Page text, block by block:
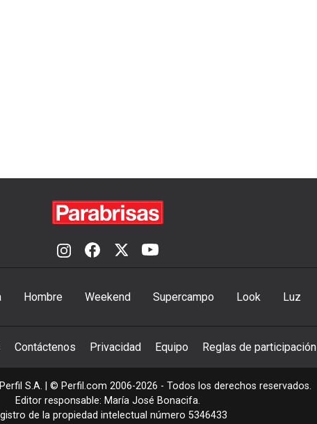
Hombre Weekend Supercampo Look Luz
Contáctenos Privacidad Equipo Reglas de participación
S.A. | © Perfil.com 2006-2026 - Todos los derechos reservados.
Editor responsable: María José Bonacifa.
de la propiedad intelectual número 5346433